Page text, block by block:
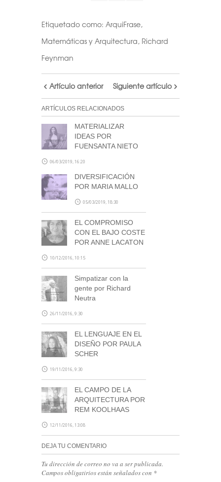
Etiquetado como: ArquiFrase,
Matemáticas y Arquitectura, Richard
Feynman
Artículo anterior Siguiente artículo
ARTÍCULOS RELACIONADOS
MATERIALIZAR
IDEAS POR
FUENSANTA NIETO
06/03/2019, 16:20
DIVERSIFICACIÓN
POR MARIA MALLO
05/03/2019, 18:30
EL COMPROMISO
CON EL BAJO COSTE
POR ANNE LACATON
10/12/2016, 10:15
Simpatizar con la
gente por Richard
Neutra
26/11/2016, 9:30
EL LENGUAJE EN EL
DISEÑO POR PAULA
SCHER
19/11/2016, 9:30
EL CAMPO DE LA
ARQUITECTURA POR
REM KOOLHAAS
12/11/2016, 13:08
DEJA TU COMENTARIO
Tu dirección de correo no va a ser publicada.
Campos obligatirios están señalados con *